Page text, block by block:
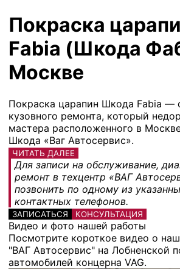
Покраска
Fabia (Шкода
Москве
Покраска царапин Шкода Fabia —
кузовного ремонта, который
мастера расположенного в
Шкода «Ваг Автосервис».
ЧИТАТЬ ДАЛЕЕ
Для записи на обслуживание,
ремонт в техцентр «ВАГ
позвонить по одному из
контактных телефонов.
ЗАПИСАТЬСЯ КОНСУЛЬТАЦИЯ
Видео и фото нашей работы
Посмотрите короткое видео о
"ВАГ Автосервис" на Лобненской
автомобилей концерна VAG.